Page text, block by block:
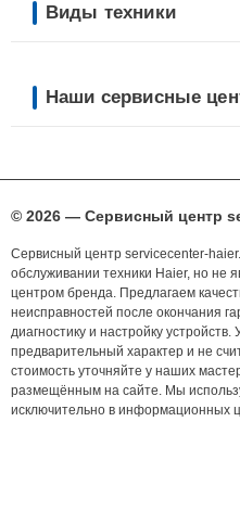
Виды техники
Наши сервисные
© 2026 — Сервисный центр
Сервисный центр servicecenter-
обслуживании техники Haier, но не
центром бренда. Предлагаем
неисправностей после окончания
диагностику и настройку
предварительный характер и не
стоимость уточняйте у наших
размещённым на сайте. Мы
исключительно в информационных